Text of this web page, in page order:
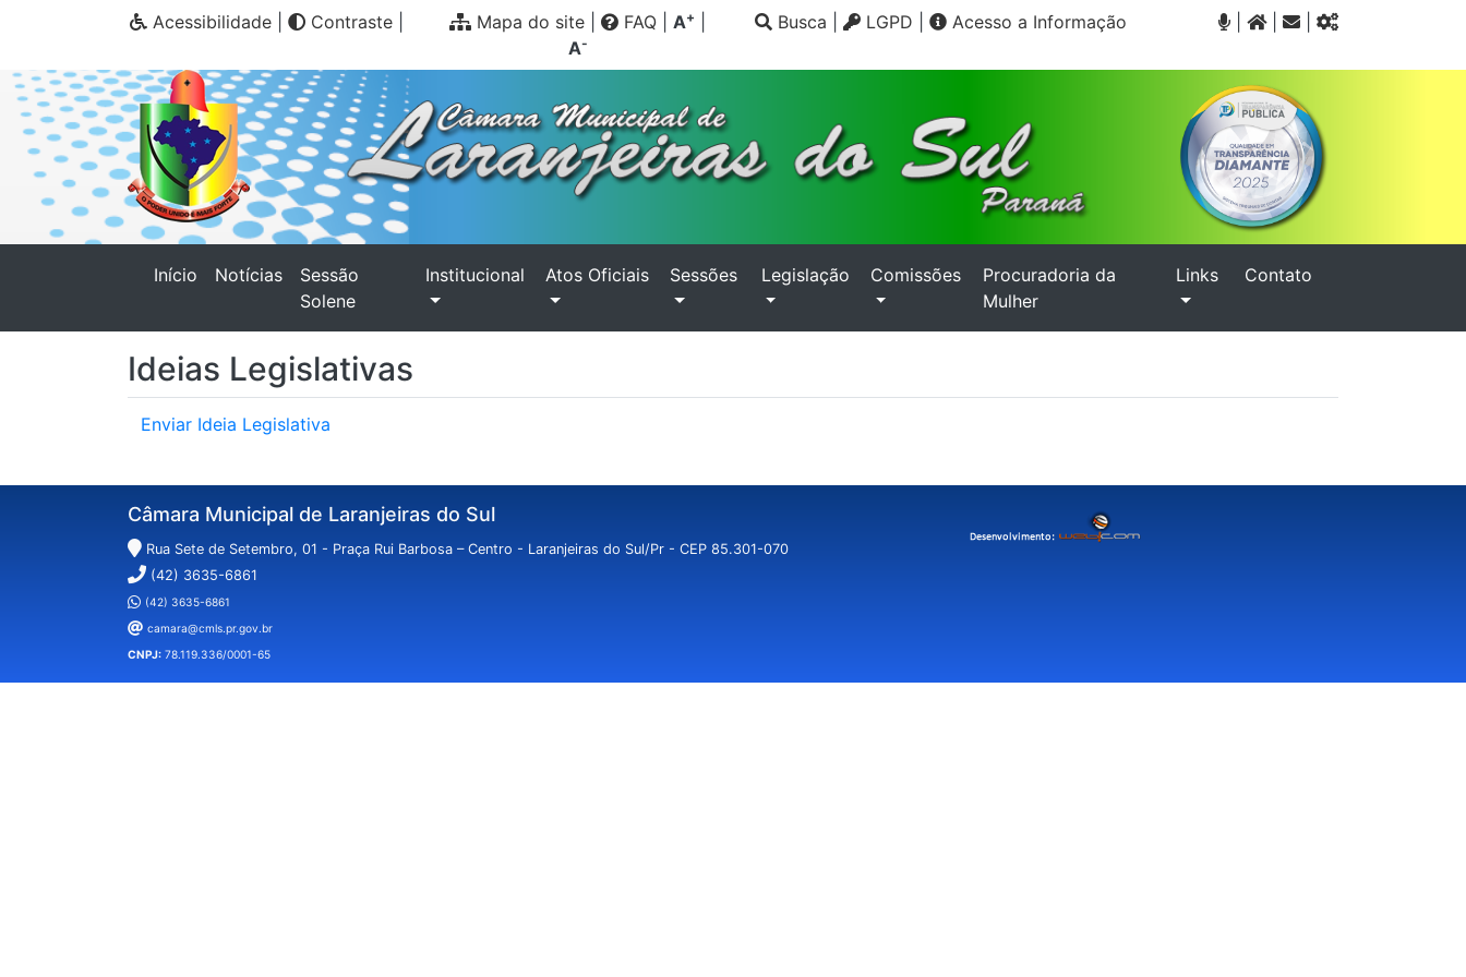
Acessibilidade Contraste Mapa do site FAQ A+
A-
Busca LGPD Acesso a Informação |
Início (current)
Notícias
Sessão
Solene
Institucional Atos Oficiais Sessões Legislação Comissões
Procuradoria da
Mulher
Links Contato
Ideias Legislativas
Enviar Ideia Legislativa
Câmara Municipal de Laranjeiras do Sul
Rua Sete de Setembro, 01 - Praça Rui Barbosa – Centro - Laranjeiras do Sul/Pr - CEP 85.301-070
(42) 3635-6861
(42) 3635-6861
camara@cmls.pr.gov.br
CNPJ: 78.119.336/0001-65